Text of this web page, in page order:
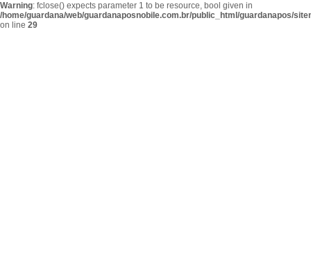
Warning: fclose() expects parameter 1 to be resource, bool given in
/home/guardana/web/guardanaposnobile.com.br/public_html/guardanapos/
on line 29